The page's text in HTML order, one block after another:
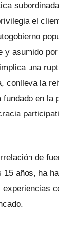
el
y asumido
una
conlleva la
en la
de
años, ha
experiencias